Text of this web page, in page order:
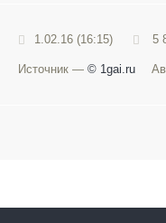
1.02.16 (16:15) 5
Источник — © 1gai.ru